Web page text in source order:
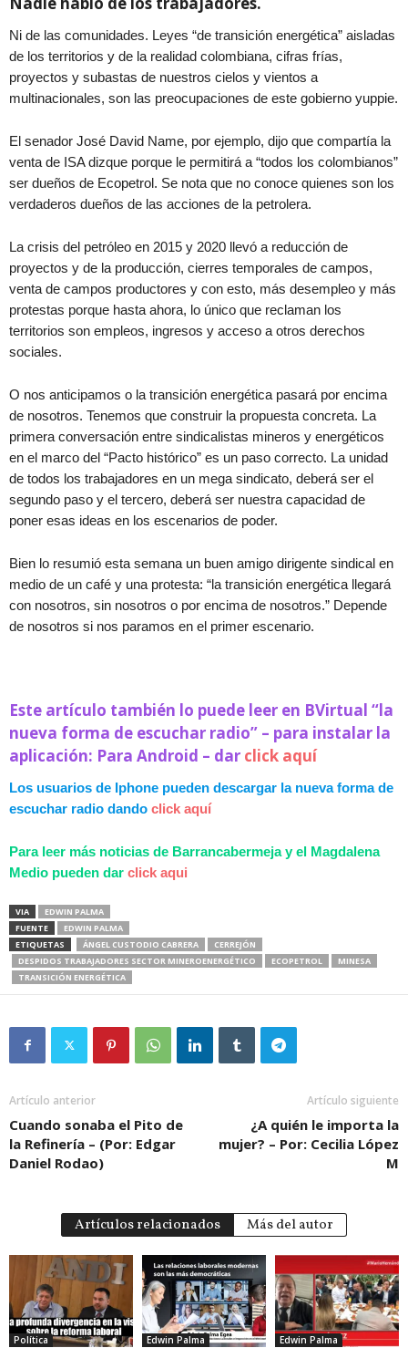
Ni de las comunidades. Leyes “de transición energética” aisladas
de los territorios y de la realidad colombiana, cifras frías,
proyectos y subastas de nuestros cielos y vientos a
multinacionales, son las preocupaciones de este gobierno yuppie.
El senador José David Name, por ejemplo, dijo que compartía la
venta de ISA dizque porque le permitirá a “todos los colombianos”
ser dueños de Ecopetrol. Se nota que no conoce quienes son los
verdaderos dueños de las acciones de la petrolera.
La crisis del petróleo en 2015 y 2020 llevó a reducción de
proyectos y de la producción, cierres temporales de campos,
venta de campos productores y con esto, más desempleo y más
protestas porque hasta ahora, lo único que reclaman los
territorios son empleos, ingresos y acceso a otros derechos
sociales.
O nos anticipamos o la transición energética pasará por encima
de nosotros. Tenemos que construir la propuesta concreta. La
primera conversación entre sindicalistas mineros y energéticos
en el marco del “Pacto histórico” es un paso correcto. La unidad
de todos los trabajadores en un mega sindicato, deberá ser el
segundo paso y el tercero, deberá ser nuestra capacidad de
poner esas ideas en los escenarios de poder.
Bien lo resumió esta semana un buen amigo dirigente sindical en
medio de un café y una protesta: “la transición energética llegará
con nosotros, sin nosotros o por encima de nosotros.” Depende
de nosotros si nos paramos en el primer escenario.
Este artículo también lo puede leer en BVirtual “la
nueva forma de escuchar radio” – para instalar la
aplicación: Para Android – dar click aquí
Los usuarios de Iphone pueden descargar la nueva forma de
escuchar radio dando click aquí
Para leer más noticias de Barrancabermeja y el Magdalena
Medio pueden dar click aqui
VIA
EDWIN PALMA
FUENTE
EDWIN PALMA
ETIQUETAS
ÁNGEL CUSTODIO CABRERA
CERREJÓN
DESPIDOS TRABAJADORES SECTOR MINEROENERGÉTICO
ECOPETROL
MINESA
TRANSICIÓN ENERGÉTICA
Artículo anterior
Cuando sonaba el Pito de
la Refinería – (Por: Edgar
Daniel Rodao)
Artículo siguiente
¿A quién le importa la
mujer? – Por: Cecilia López
M
Artículos relacionados Más del autor
Política Edwin Palma Edwin Palma